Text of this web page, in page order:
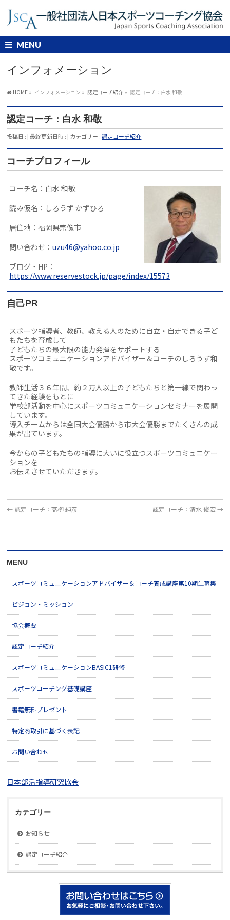
MENU
インフォメーション
HOME » インフォメーション » 認定コーチ紹介 » 認定コーチ：白水 和敬
認定コーチ：白水 和敬
投稿日 : 最終更新日時 : カテゴリー :認定コーチ紹介
コーチプロフィール
コーチ名：白水 和敬
読み仮名：しろうず かずひろ
居住地：福岡県宗像市
問い合わせ：uzu46@yahoo.co.jp
ブログ・HP：
https://www.reservestock.jp/page/index/15573
自己PR
スポーツ指導者、教師、教える人のために自立・自走できる子ど
もたちを育成して
子どもたちの最大限の能力発揮をサポートする
スポーツコミュニケーションアドバイザー＆コーチのしろうず和
敬です。
教師生活３６年間、約２万人以上の子どもたちと第一線で関わっ
てきた経験をもとに
学校部活動を中心にスポーツコミュニケーションセミナーを展開
しています。
導入チームからは全国大会優勝から市大会優勝までたくさんの成
果が出ています。
今からの子どもたちの指導に大いに役立つスポーツコミュニケー
ションを
お伝えさせていただきます。
←認定コーチ：髙栁 純彦 認定コーチ：清水 俊宏→
MENU
スポーツコミュニケーションアドバイザー＆コーチ養成講座第10期生募集
ビジョン・ミッション
協会概要
認定コーチ紹介
スポーツコミュニケーションBASIC1研修
スポーツコーチング基礎講座
書籍無料プレゼント
特定商取引に基づく表記
お問い合わせ
日本部活指導研究協会
カテゴリー
お知らせ
認定コーチ紹介